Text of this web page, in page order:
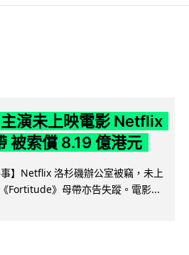
演未上映電影 Netflix
被索償 8.19 億港元
事】Netflix 洛杉磯辦公室被竊，未上
Fortitude》母帶亦告失蹤。電影...